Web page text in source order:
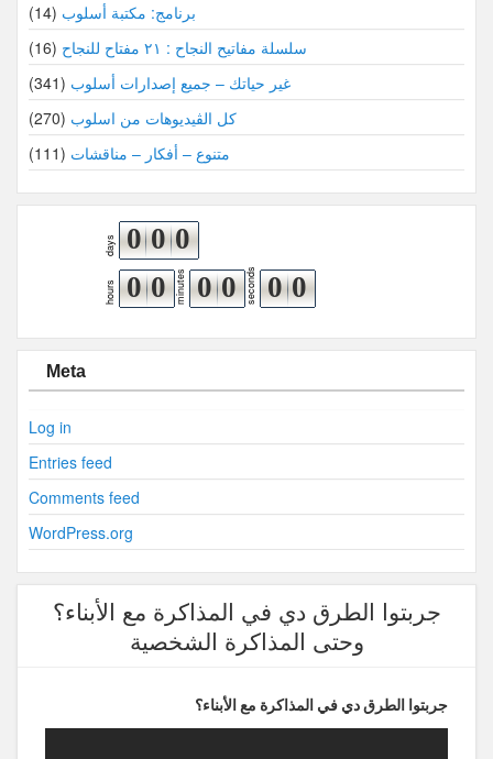
برنامج: مكتبة أسلوب (14)
سلسلة مفاتيح النجاح : ٢١ مفتاح للنجاح
(16)
غير حياتك – جميع إصدارات أسلوب (341)
كل الڤيديوهات من اسلوب (270)
متنوع – أفكار – مناقشات (111)
days 0 0 0
hours 0 0 minutes 0 0 seconds 0 0
Meta
Log in
Entries feed
Comments feed
WordPress.org
جربتوا الطرق دي في المذاكرة مع الأبناء؟
وحتى المذاكرة الشخصية
جربتوا الطرق دي في المذاكرة مع الأبناء؟